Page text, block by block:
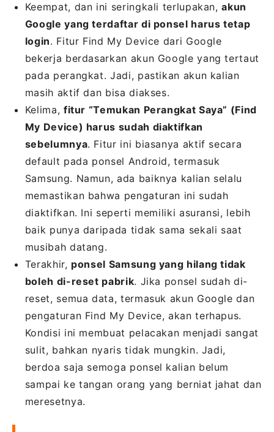
Keempat, dan ini seringkali terlupakan,akun
Google yang terdaftar di ponsel harus tetap
login. Fitur Find My Device dari Google
bekerja berdasarkan akun Google yang tertaut
pada perangkat. Jadi, pastikan akun kalian
masih aktif dan bisa diakses.
Kelima, fitur “Temukan Perangkat Saya” (Find
My Device) harus sudah diaktifkan
sebelumnya. Fitur ini biasanya aktif secara
default pada ponsel Android, termasuk
Samsung. Namun, ada baiknya kalian selalu
memastikan bahwa pengaturan ini sudah
diaktifkan. Ini seperti memiliki asuransi, lebih
baik punya daripada tidak sama sekali saat
musibah datang.
Terakhir, ponsel Samsung yang hilang tidak
boleh di-reset pabrik. Jika ponsel sudah di-
reset, semua data, termasuk akun Google dan
pengaturan Find My Device, akan terhapus.
Kondisi ini membuat pelacakan menjadi sangat
sulit, bahkan nyaris tidak mungkin. Jadi,
berdoa saja semoga ponsel kalian belum
sampai ke tangan orang yang berniat jahat dan
meresetnya.